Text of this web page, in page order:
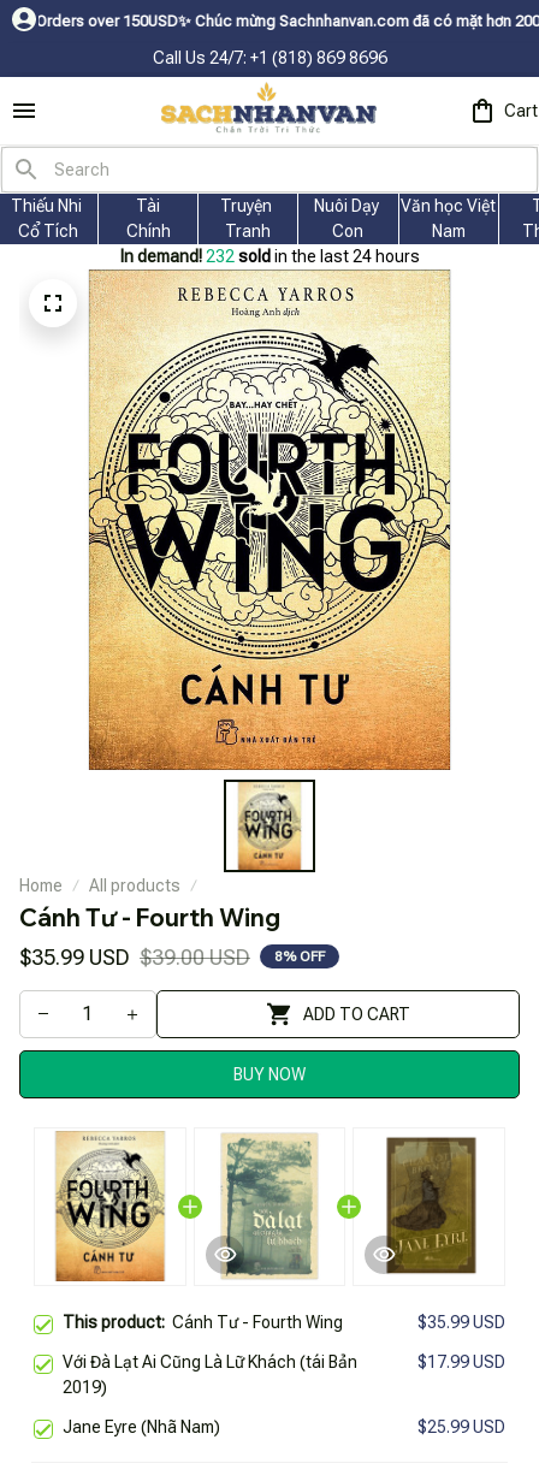
150USDㅤ✨Chúc mừng Sachnhanvan.com đã có mặt hơn 200 quốc gia
Call Us 24/7: +1 (818) 869 8696
Cart
Thiếu Nhi
Cổ Tích
Tài
Chính
Truyện
Tranh
Nuôi Dạy
Con
Văn học Việt
Nam
In demand! 234 sold in the last 24 hours
Home All products
Cánh Tư - Fourth Wing
$35.99 USD $39.00 USD 8% OFF
ADD TO CART
BUY NOW
This product: Cánh Tư - Fourth Wing $35.99 USD
Với Đà Lạt Ai Cũng Là Lữ Khách (tái Bản
2019)
$17.99 USD
Jane Eyre (Nhã Nam) $25.99 USD